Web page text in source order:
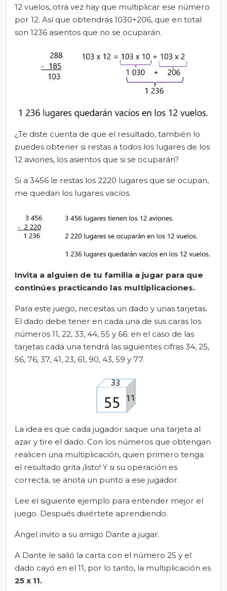
12 vuelos, otra vez hay que multiplicar ese número
por 12. Así que obtendrás 1030+206, que en total
son 1236 asientos que no se ocuparán.
¿Te diste cuenta de que el resultado, también lo
puedes obtener si restas a todos los lugares de los
12 aviones, los asientos que si se ocuparán?
Si a 3456 le restas los 2220 lugares que se ocupan,
me quedan los lugares vacíos.
Invita a alguien de tu familia a jugar para que
continúes practicando las multiplicaciones.
Para este juego, necesitas un dado y unas tarjetas.
El dado debe tener en cada una de sus caras los
números 11, 22, 33, 44, 55 y 66; en el caso de las
tarjetas cada una tendrá las siguientes cifras 34, 25,
56, 76, 37, 41, 23, 61, 90, 43, 59 y 77.
La idea es que cada jugador saque una tarjeta al
azar y tire el dado. Con los números que obtengan
realicen una multiplicación, quien primero tenga
el resultado grita ¡listo! Y si su operación es
correcta, se anota un punto a ese jugador.
Lee el siguiente ejemplo para entender mejor el
juego. Después diviértete aprendiendo.
Ángel invito a su amigo Dante a jugar.
A Dante le salió la carta con el número 25 y el
dado cayó en el 11, por lo tanto, la multiplicación es
25 x 11.